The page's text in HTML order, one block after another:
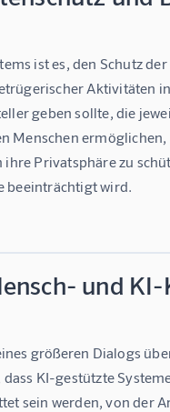
Aktivitäten
geben sollte, die
Menschen
Privatsphäre zu
beeinträchtigt wird.
und
KI-gestützte
sein werden, von der